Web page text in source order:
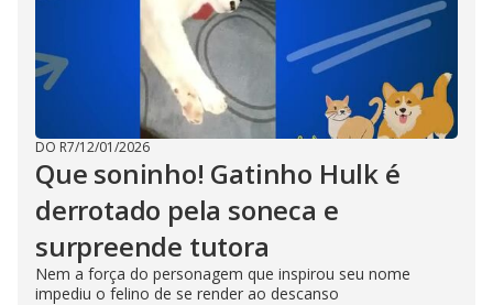
DO R7/12/01/2026
Que soninho! Gatinho Hulk é
derrotado pela soneca e
surpreende tutora
Nem a força do personagem que inspirou seu nome
impediu o felino de se render ao descanso